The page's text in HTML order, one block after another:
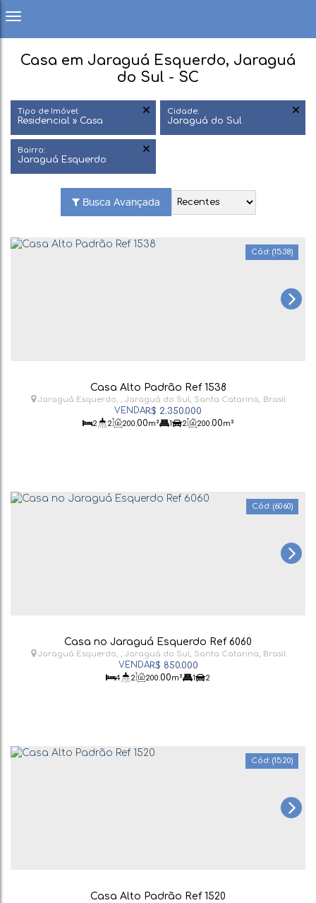
Casa em Jaraguá Esquerdo, Jaraguá
do Sul - SC
Tipo de Imóvel:
Residencial » Casa
Cidade:
Jaraguá do Sul
Bairro:
Jaraguá Esquerdo
Busca Avançada
(1538)
Casa Alto Padrão Ref 1538
R$ 2.350.000
Jaraguá Esquerdo , Jaraguá do Sul, Santa Catarina, Brasil
2 2 200 .00m² 1 2 200 .00m²
(6060)
Casa no Jaraguá Esquerdo Ref 6060
R$ 850.000
Jaraguá Esquerdo , Jaraguá do Sul, Santa Catarina, Brasil
4 2 200 .00m² 1 2
(1520)
Casa Alto Padrão Ref 1520